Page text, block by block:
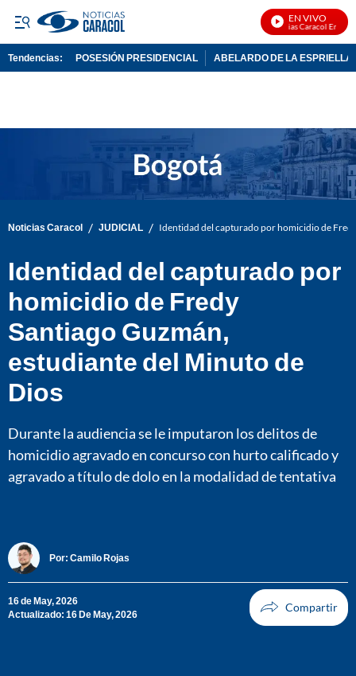
EN VIVO
Noticias Caracol En Vivo
Tendencias: POSESIÓN PRESIDENCIAL ABELARDO DE LA ESPRIELLA
Noticias Caracol / JUDICIAL / Identidad del capturado por homicidio de
Identidad del capturado por
homicidio de Fredy
Santiago Guzmán,
estudiante del Minuto de
Dios
Durante la audiencia se le imputaron los delitos de
homicidio agravado en concurso con hurto calificado y
agravado a título de dolo en la modalidad de tentativa
Por: Camilo Rojas
16 de May, 2026
Actualizado: 16 De May, 2026